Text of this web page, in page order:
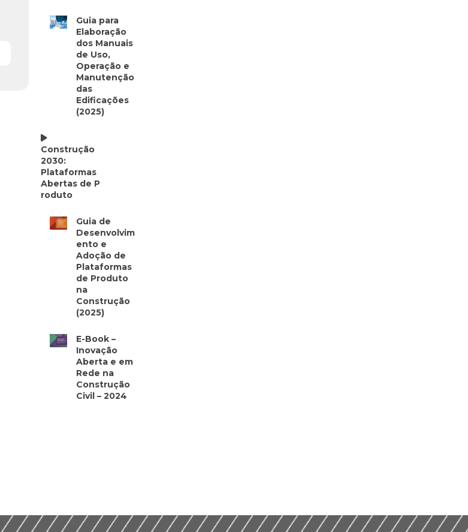
Guia para
Elaboração
dos Manuais
de Uso,
Operação e
Manutenção
das
Edificações
(2025)
Construção
2030:
Plataformas
Abertas de P
roduto
Guia de
Desenvolvim
ento e
Adoção de
Plataformas
de Produto
na
Construção
(2025)
E-Book –
Inovação
Aberta e em
Rede na
Construção
Civil – 2024